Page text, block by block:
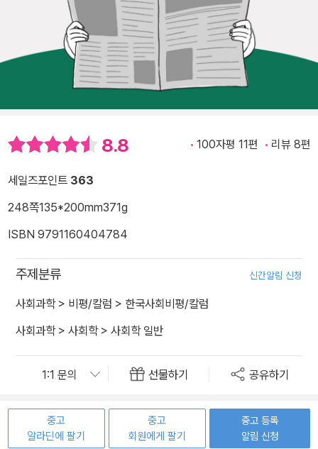
8.8 100자평 11편 리뷰 8편
세일즈포인트 363
248쪽135*200mm371g
ISBN 9791160404784
주제분류 신간알림 신청
사회과학> 비평/칼럼 > 한국사회비평/칼럼
사회과학> 사회학> 사회학 일반
선물하기 공유하기
중고
알라딘에 팔기
중고
회원에게 팔기
중고 등록
알림 신청